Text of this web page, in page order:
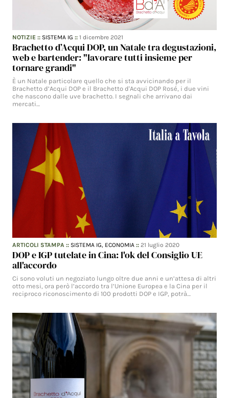
NOTIZIE :: SISTEMA IG ::1 dicembre 2021
Brachetto d’Acqui DOP, un Natale tra degustazioni,
web e bartender: "lavorare tutti insieme per
tornare grandi"
È un Natale particolare quello che si sta avvicinando per il
Brachetto d’Acqui DOP e il Brachetto d'Acqui DOP Rosé, i due vini
che nascono dalle uve brachetto. I segnali che arrivano dai
mercati…
ARTICOLI STAMPA :: SISTEMA IG, ECONOMIA ::21 luglio 2020
DOP e IGP tutelate in Cina: l'ok del Consiglio UE
all'accordo
Ci sono voluti un negoziato lungo oltre due anni e un’attesa di altri
otto mesi, ora però l’accordo tra l’Unione Europea e la Cina per il
reciproco riconoscimento di 100 prodotti DOP e IGP, potrà…